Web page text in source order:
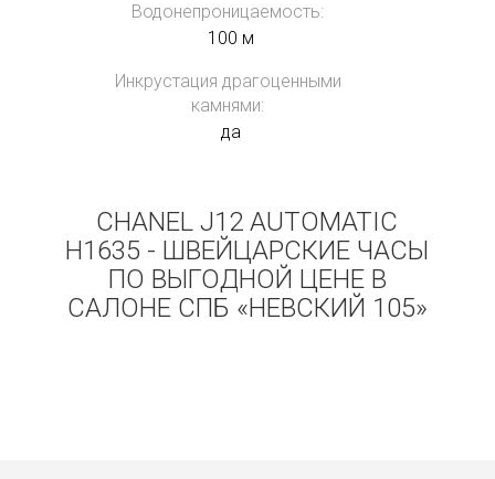
Водонепроницаемость:
100 м
Инкрустация драгоценными
камнями:
да
CHANEL J12 AUTOMATIC
H1635 - ШВЕЙЦАРСКИЕ ЧАСЫ
ПО ВЫГОДНОЙ ЦЕНЕ В
САЛОНЕ СПБ «НЕВСКИЙ 105»